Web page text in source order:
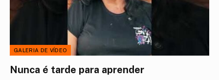
GALERIA DE VÍDEO
Nunca é tarde para aprender